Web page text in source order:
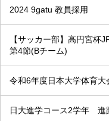
2024 9gatu 教員採用
【サッカー部】高円宮杯
第4節(Bチーム)
令和6年度日本大学体育大
日大進学コース2学年 進